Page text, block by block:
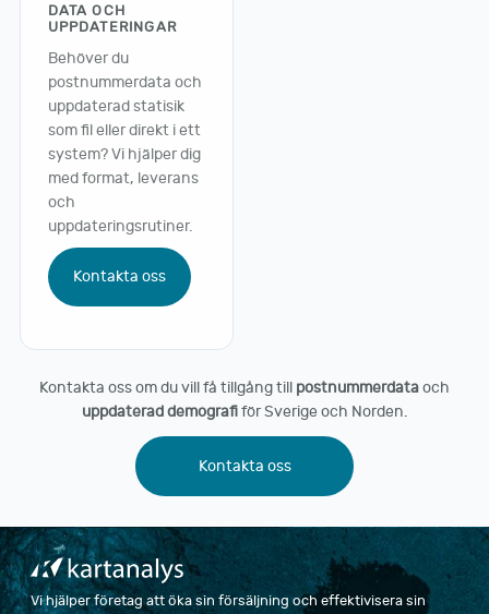
DATA OCH
UPPDATERINGAR
Behöver du
postnummerdata och
uppdaterad statisik
som fil eller direkt i ett
system? Vi hjälper dig
med format, leverans
och
uppdateringsrutiner.
Kontakta oss
Kontakta oss om du vill få tillgång till postnummerdataoch
uppdaterad demografiför Sverige och Norden.
Kontakta oss
Vi hjälper företag att öka sin försäljning och effektivisera sin